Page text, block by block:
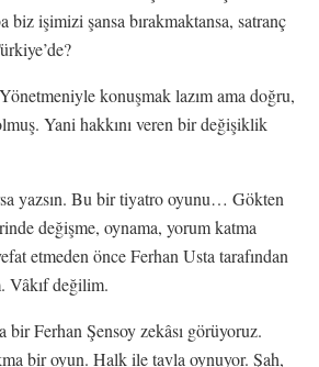
biz işimizi şansa bırakmaktansa, satranç
Yönetmeniyle konuşmak lazım ama doğru,
Yani hakkını veren bir değişiklik
yazsın. Bu bir tiyatro oyunu… Gökten
değişme, oynama, yorum katma
etmeden önce Ferhan Usta tarafından
Vâkıf değilim.
bir Ferhan Şensoy zekâsı görüyoruz.
bir oyun. Halk ile tavla oynuyor. Şah,